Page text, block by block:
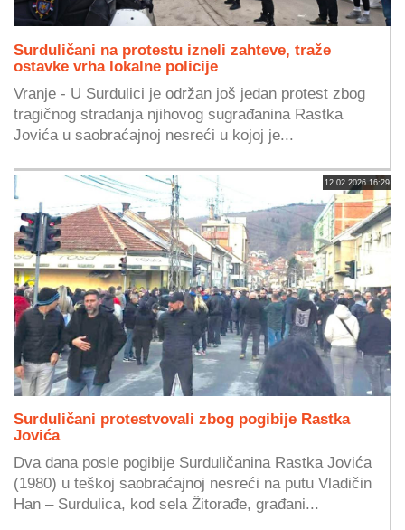
Surduličani na protestu izneli zahteve, traže
ostavke vrha lokalne policije
Vranje - U Surdulici je održan još jedan protest zbog
tragičnog stradanja njihovog sugrađanina Rastka
Jovića u saobraćajnoj nesreći u kojoj je...
12.02.2026 16:29
Surduličani protestvovali zbog pogibije Rastka
Jovića
Dva dana posle pogibije Surduličanina Rastka Jovića
(1980) u teškoj saobraćajnoj nesreći na putu Vladičin
Han – Surdulica, kod sela Žitorađe, građani...